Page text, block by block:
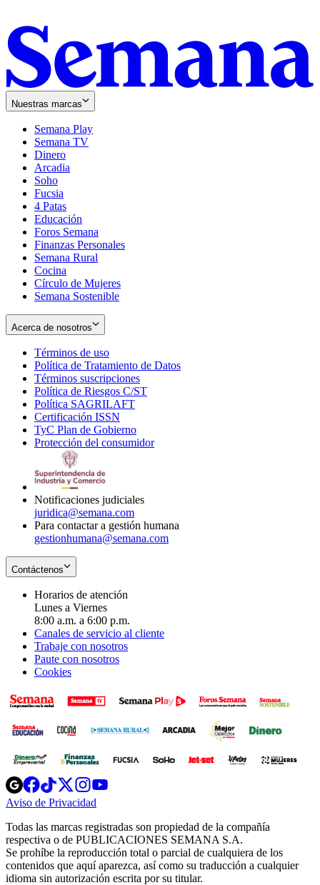
Nuestras marcas
Semana Play
Semana TV
Dinero
Arcadia
Soho
in
new
window
Fucsia
in
new
window
4 Patas
Educación
Foros Semana
Finanzas Personales
Semana Rural
Cocina
Círculo de Mujeres
Semana Sostenible
Acerca de nosotros
Términos de uso
in
new
window
Política de Tratamiento de Datos
Términos suscripciones
in
Política de Riesgos C/ST
Política SAGRILAFT
new
window
Certificación ISSN
in
new
TyC Plan de Gobierno
in
Protección del consumidorOpens
Notificaciones judiciales
juridica@semana.com
Para contactar a gestión humana
gestionhumana@semana.com
Contáctenos
Horarios de atención
Lunes a Viernes
8:00 a.m. a 6:00 p.m.
Canales de servicio al cliente
Trabaje con nosotros
Paute con nosotros
Cookies
Opens
in
new
Opens
in
new
Opens
in
new
window
Opens
new
windowwindow
Aviso de Privacidad
new
window
Todas las marcas registradas son propiedad de la compañía
respectiva o de PUBLICACIONES SEMANA S.A.
Se prohíbe la reproducción total o parcial de cualquiera de los
contenidos que aquí aparezca, así como su traducción a cualquier
idioma sin autorización escrita por su titular.